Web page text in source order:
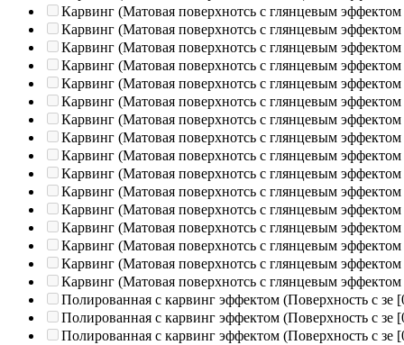
Карвинг (Матовая поверхнотсь с глянцевым эффектом
Карвинг (Матовая поверхнотсь с глянцевым эффектом
Карвинг (Матовая поверхнотсь с глянцевым эффектом
Карвинг (Матовая поверхнотсь с глянцевым эффектом
Карвинг (Матовая поверхнотсь с глянцевым эффектом
Карвинг (Матовая поверхнотсь с глянцевым эффектом
Карвинг (Матовая поверхнотсь с глянцевым эффектом
Карвинг (Матовая поверхнотсь с глянцевым эффектом
Карвинг (Матовая поверхнотсь с глянцевым эффектом
Карвинг (Матовая поверхнотсь с глянцевым эффектом
Карвинг (Матовая поверхнотсь с глянцевым эффектом
Карвинг (Матовая поверхнотсь с глянцевым эффектом
Карвинг (Матовая поверхнотсь с глянцевым эффектом
Карвинг (Матовая поверхнотсь с глянцевым эффектом
Карвинг (Матовая поверхнотсь с глянцевым эффектом
Карвинг (Матовая поверхнотсь с глянцевым эффектом
Полированная c карвинг эффектом (Поверхность с зе
Полированная c карвинг эффектом (Поверхность с зе
Полированная c карвинг эффектом (Поверхность с зе